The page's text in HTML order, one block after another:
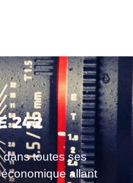
dans toutes ses
allant